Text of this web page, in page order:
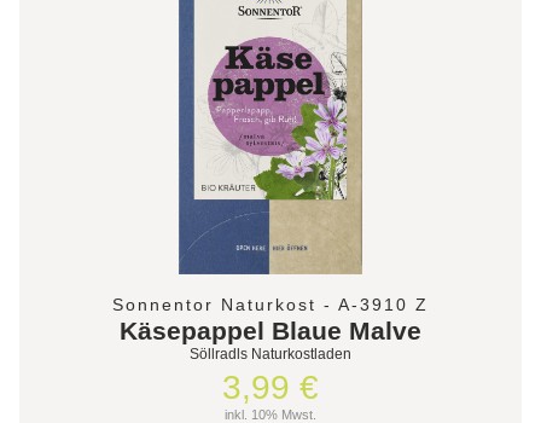
Sonnentor Naturkost - A-3910 Z
Käsepappel Blaue Malve
Söllradls Naturkostladen
3,99 €
inkl. 10% Mwst.